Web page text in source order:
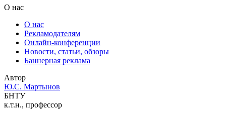
О нас
О нас
Рекламодателям
Онлайн-конференции
Новости, статьи, обзоры
Баннерная реклама
Автор
Ю.С. Мартынов
БНТУ
к.т.н., профессор